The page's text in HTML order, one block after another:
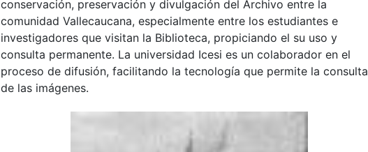
conservación, preservación y divulgación del Archivo entre la
comunidad Vallecaucana, especialmente entre los estudiantes e
investigadores que visitan la Biblioteca, propiciando el su uso y
consulta permanente. La universidad Icesi es un colaborador en el
proceso de difusión, facilitando la tecnología que permite la consulta
de las imágenes.